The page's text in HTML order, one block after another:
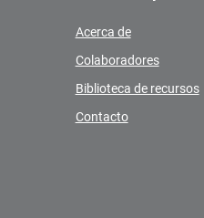
Acerca de
Colaboradores
Biblioteca de recursos
Contacto